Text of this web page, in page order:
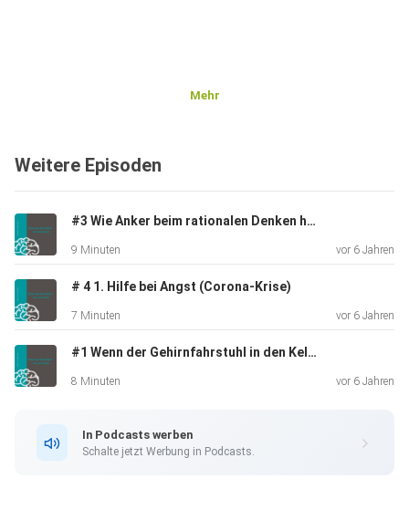
Mehr
Weitere Episoden
#3 Wie Anker beim rationalen Denken helfen können (2/2)
9 Minuten vor 6 Jahren
# 4 1. Hilfe bei Angst (Corona-Krise)
7 Minuten vor 6 Jahren
#1 Wenn der Gehirnfahrstuhl in den Keller stürzt
8 Minuten vor 6 Jahren
In Podcasts werben
Schalte jetzt Werbung in Podcasts.